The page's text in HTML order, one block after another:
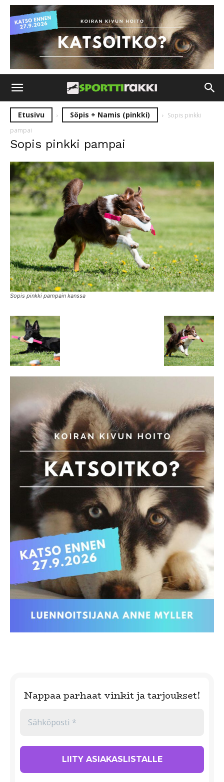
Etusivu Söpis + Namis (pinkki)
Sopis pinkki
pampai
Sopis pinkki pampai
Sopis pinkki pampain kanssa
Nappaa parhaat vinkit ja tarjoukset!